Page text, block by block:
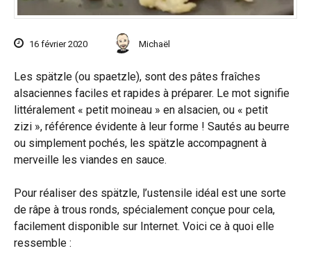
16 février 2020 Michaël
Les spätzle (ou spaetzle), sont des pâtes fraîches
alsaciennes faciles et rapides à préparer. Le mot signifie
littéralement « petit moineau » en alsacien, ou « petit
zizi », référence évidente à leur forme ! Sautés au beurre
ou simplement pochés, les spätzle accompagnent à
merveille les viandes en sauce.
Pour réaliser des spätzle, l’ustensile idéal est une sorte
de râpe à trous ronds, spécialement conçue pour cela,
facilement disponible sur Internet. Voici ce à quoi elle
ressemble :